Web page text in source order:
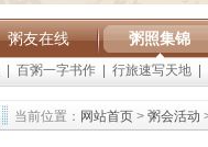
粥友在线 粥照集锦
百粥一字书作 行旅速写天地
当前位置： 网站首页 > 粥会活动